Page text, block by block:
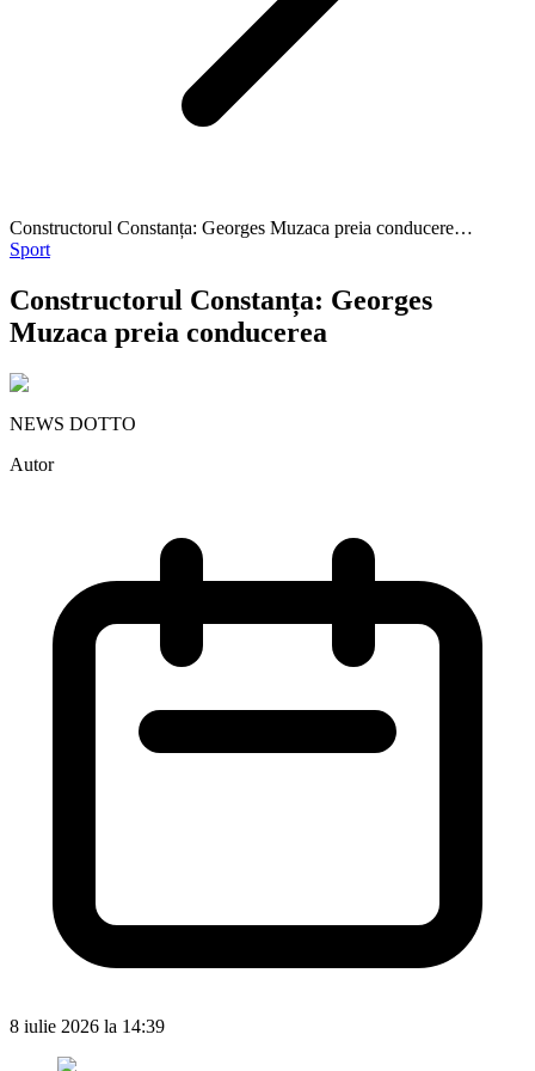
Constructorul Constanța: Georges Muzaca preia conducere…
Sport
Constructorul Constanța: Georges
Muzaca preia conducerea
NEWS DOTTO
Autor
8 iulie 2026 la 14:39